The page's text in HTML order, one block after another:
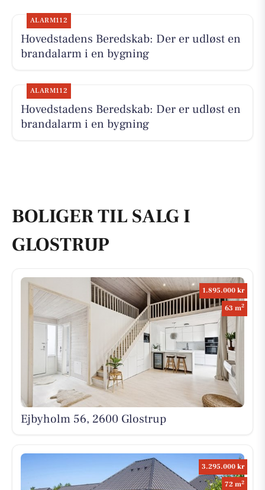
ALARM112
Hovedstadens Beredskab: Der er udløst en
brandalarm i en bygning
ALARM112
Hovedstadens Beredskab: Der er udløst en
brandalarm i en bygning
BOLIGER TIL SALG I
GLOSTRUP
1.895.000 kr
63 m2
Ejbyholm 56, 2600 Glostrup
3.295.000 kr
72 m2